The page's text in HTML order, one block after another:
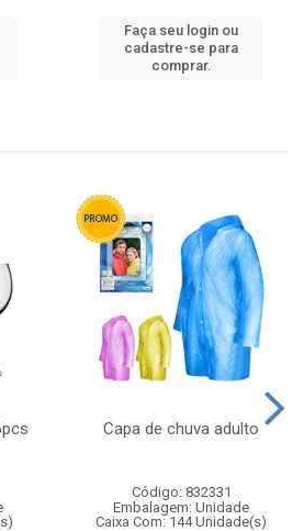
Faça seu login ou
cadastre-se para
comprar.
Capa de chuva adulto
Código: 832331
Embalagem: Unidade
Caixa Com: 144 Unidade(s)